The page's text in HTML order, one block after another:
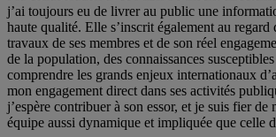
j’ai toujours eu de livrer au public une
haute qualité. Elle s’inscrit également au regard
travaux de ses membres et de son réel
de la population, des connaissances
comprendre les grands enjeux internationaux
mon engagement direct dans ses activités
j’espère contribuer à son essor, et je suis fier de
équipe aussi dynamique et impliquée que celle